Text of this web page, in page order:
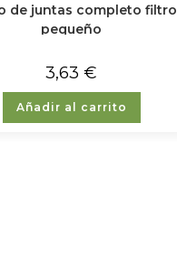
de juntas completo filtro
pequeño
3,63 €
Añadir al carrito